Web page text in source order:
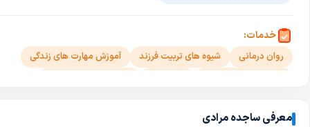
خدمات:
روان درمانی شیوه های تربیت فرزند
آموزش مهارت های زندگی
معرفی ساجده مرادی